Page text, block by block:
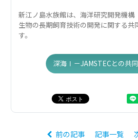
新江ノ島水族館は、海洋研究開発機構
生物の長期飼育技術の開発に関する共
す。
深海Ⅰ－JAMSTECとの共
前の記事 記事一覧